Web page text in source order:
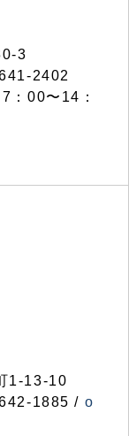
3
2402
00〜14：
1-13-10
1885 / o